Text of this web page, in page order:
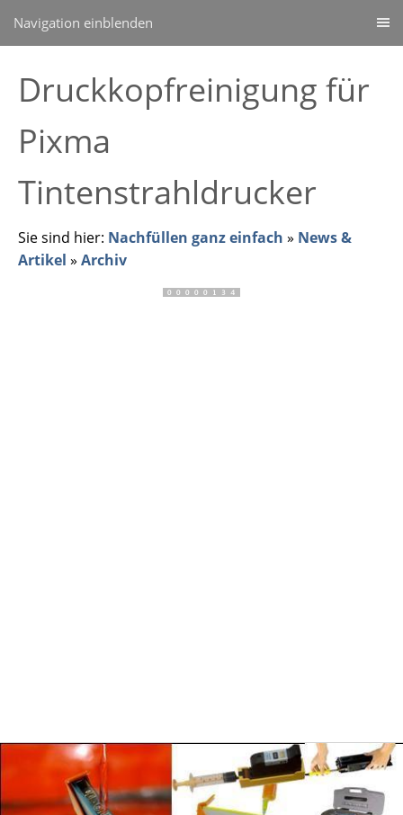
Navigation einblenden
Druckkopfreinigung für
Pixma
Tintenstrahldrucker
Sie sind hier: Nachfüllen ganz einfach » News &
Artikel » Archiv